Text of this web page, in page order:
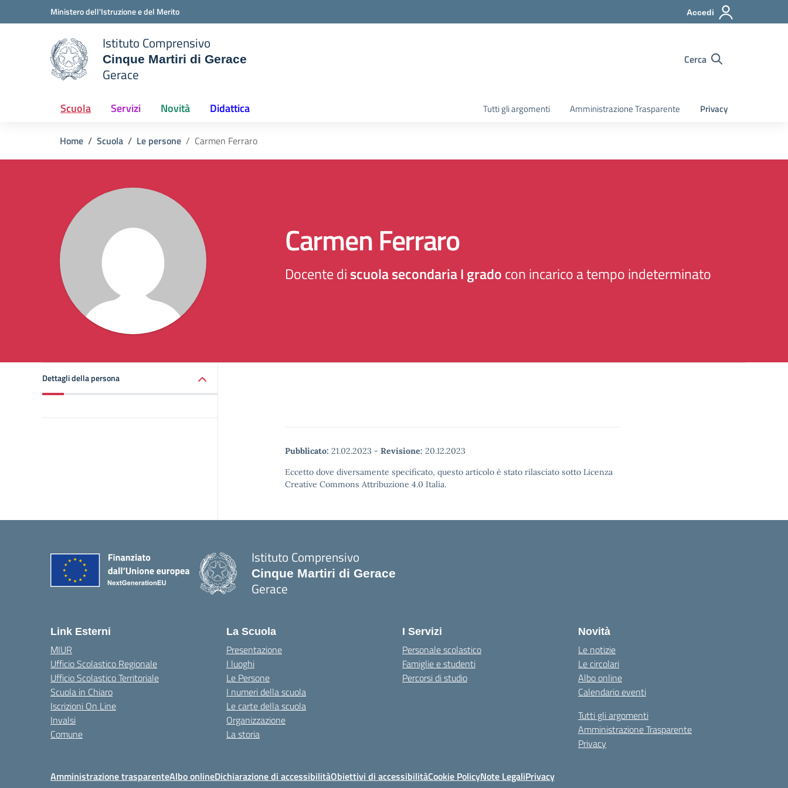
Vai ai contenuti
Vai al menu di navigazioneMinistero dell'Istruzione e del Merito Accedi
scuola
Istituto Comprensivo
Cinque Martiri di Gerace
Gerace
Cerca
Scuola Servizi Novità Didattica Tutti gli argomenti Amministrazione Trasparente Privacy
Home Scuola Le persone Carmen Ferraro
Carmen Ferraro
Docente discuola secondaria I gradocon incarico a tempo indeterminato
Dettagli della persona
Pubblicato: 21.02.2023 - Revisione: 20.12.2023
Eccetto dove diversamente specificato, questo articolo è stato rilasciato sotto Licenza
Creative Commons Attribuzione 4.0 Italia.
Istituto Comprensivo
Cinque Martiri di Gerace
Gerace
Link Esterni
MIUR
Ufficio Scolastico Regionale
Ufficio Scolastico Territoriale
Scuola in Chiaro
Iscrizioni On Line
Invalsi
Comune
La Scuola
Presentazione
I luoghi
Le Persone
I numeri della scuola
Le carte della scuola
Organizzazione
La storia
I Servizi
Personale scolastico
Famiglie e studenti
Percorsi di studio
Novità
Le notizie
Le circolari
Albo online
Calendario eventi
Tutti gli argomenti
Amministrazione Trasparente
Privacy
Amministrazione trasparenteAlbo onlineDichiarazione di accessibilitàObiettivi di accessibilitàCookie PolicyNote LegaliPrivacy